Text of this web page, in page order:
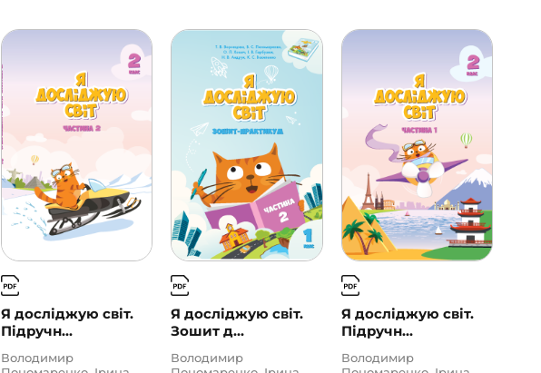
Я досліджую світ.
Підручн...
Володимир
Я досліджую світ.
Зошит д...
Володимир
Я досліджую світ.
Підручн...
Володимир